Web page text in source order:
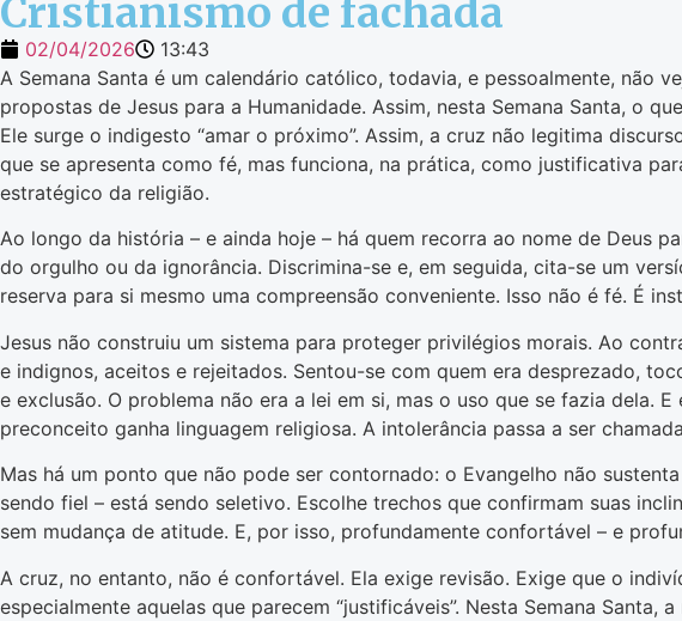
Cristianismo de fachada
02/04/2026
13:43
A Semana Santa é um calendário católico, todavia, e pessoalmente, não
propostas de Jesus para a Humanidade. Assim, nesta Semana Santa, o
Ele surge o indigesto “amar o próximo”. Assim, a cruz não legitima
que se apresenta como fé, mas funciona, na prática, como justificativa
estratégico da religião.
Ao longo da história – e ainda hoje – há quem recorra ao nome de Deus
do orgulho ou da ignorância. Discrimina-se e, em seguida, cita-se um
reserva para si mesmo uma compreensão conveniente. Isso não é fé. É
Jesus não construiu um sistema para proteger privilégios morais. Ao
e indignos, aceitos e rejeitados. Sentou-se com quem era desprezado,
e exclusão. O problema não era a lei em si, mas o uso que se fazia dela.
preconceito ganha linguagem religiosa. A intolerância passa a ser
Mas há um ponto que não pode ser contornado: o Evangelho não
sendo fiel – está sendo seletivo. Escolhe trechos que confirmam suas
sem mudança de atitude. E, por isso, profundamente confortável – e
A cruz, no entanto, não é confortável. Ela exige revisão. Exige que o
especialmente aquelas que parecem “justificáveis”. Nesta Semana